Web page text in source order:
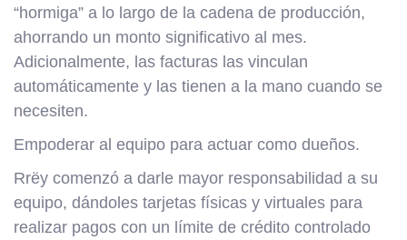
“hormiga” a lo largo de la cadena de producción,
ahorrando un monto significativo al mes.
Adicionalmente, las facturas las vinculan
automáticamente y las tienen a la mano cuando se
necesiten.
Empoderar al equipo para actuar como dueños.
Rrëy comenzó a darle mayor responsabilidad a su
equipo, dándoles tarjetas físicas y virtuales para
realizar pagos con un límite de crédito controlado